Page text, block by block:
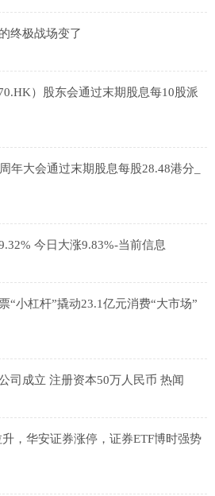
终极战场变了
）股东会通过末期股息每10股派
年大会通过末期股息每股28.48港分_
今日大涨9.83%-当前信息
“小杠杆”撬动23.1亿元消费“大市场”
司成立 注册资本50万人民币 热闻
，华安证券涨停，证券ETF博时强势